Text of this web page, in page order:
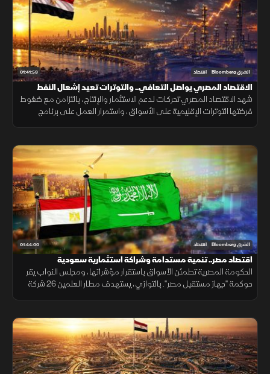
01:41:53 الشرق Bloomberg اقتصاد
الاقتصاد المصري يواصل التعافي.. والتوترات تعيد إشعال النفط
شهد الاقتصاد المصري تحركات لدعم الاستثمار والإنتاج، بالتزامن مع ضغوط
فرضتها التوترات الإقليمية على الأسواق، واستمرار العمل على برنامج
01:44:00 الشرق Bloomberg اقتصاد
اقتصاد مصر.. تنمية مستدامة وشراكة استثمارية سعودية
الحكومة المصرية تطمئن الأسواق باستقرار مؤشراتها، ومجلس النواب يقر
حوكمة "جهاز مستقبل مصر". بالتوازي، يستهدف مطار العلمين 26 شركة